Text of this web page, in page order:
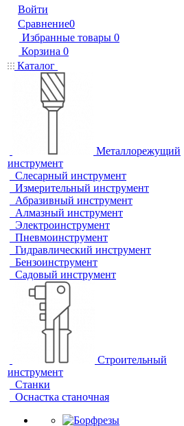
Войти
Сравнение0
Избранные товары 0
Корзина 0
Каталог
Металлорежущий
инструмент
Слесарный инструмент
Измерительный инструмент
Абразивный инструмент
Алмазный инструмент
Электроинструмент
Пневмоинструмент
Гидравлический инструмент
Бензоинструмент
Садовый инструмент
Строительный
инструмент
Станки
Оснастка станочная